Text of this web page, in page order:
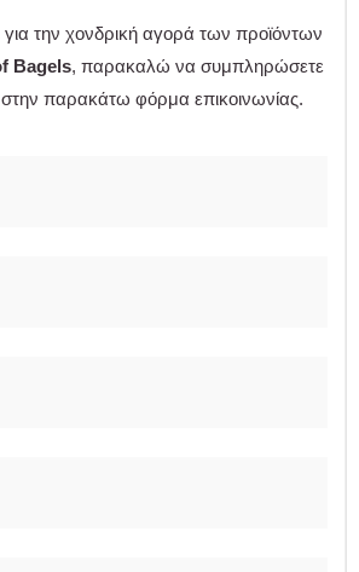
την χονδρική αγορά των προϊόντων
Bagels, παρακαλώ να συμπληρώσετε
στην παρακάτω φόρμα επικοινωνίας.